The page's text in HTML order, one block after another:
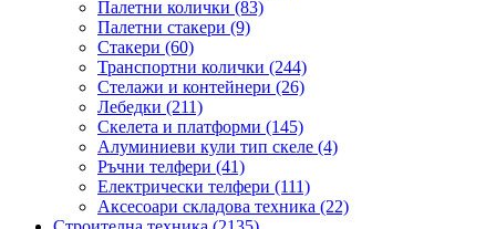
Палетни колички (83)
Палетни стакери (9)
Стакери (60)
Транспортни колички (244)
Стелажи и контейнери (26)
Лебедки (211)
Скелета и платформи (145)
Алуминиеви кули тип скеле (4)
Ръчни телфери (41)
Електрически телфери (111)
Аксесоари складова техника (22)